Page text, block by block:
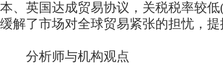
本、英国达成贸易协议，关税税率较低
缓解了市场对全球贸易紧张的担忧，
分析师与机构观点